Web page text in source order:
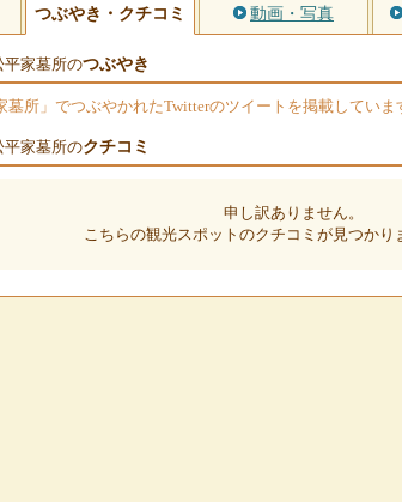
つぶやき・クチコミ 動画・写真
家墓所のつぶやき
所」でつぶやかれたTwitterのツイートを掲載していま
家墓所のクチコミ
申し訳ありません。
こちらの観光スポットのクチコミが見つかり